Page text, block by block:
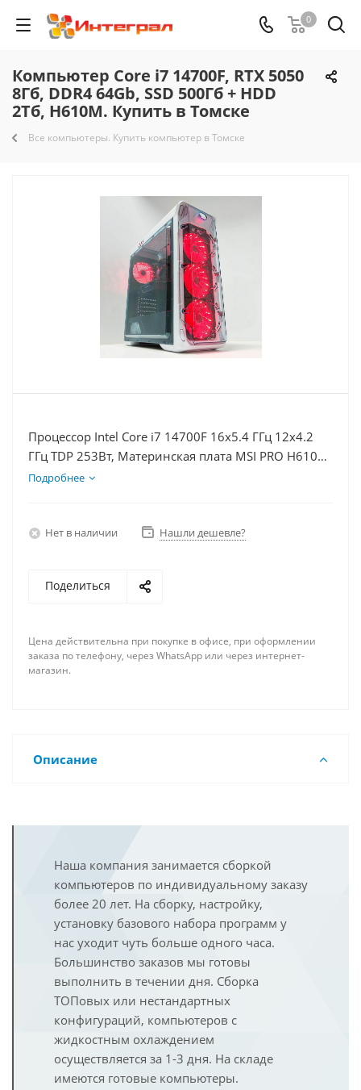
0
Компьютер Core i7 14700F, RTX 5050
8Гб, DDR4 64Gb, SSD 500Гб + HDD
2Тб, H610M. Купить в Томске
Все компьютеры. Купить компьютер в Томске
Процессор Intel Core i7 14700F 16x5.4 ГГц 12x4.2
ГГц TDP 253Вт, Материнская плата MSI PRO H610M-
E, Видеокарта RTX 5050 8Гб, Память DDR4 64Gb,
Подробнее
Нет в наличии Нашли дешевле?
Поделиться
Цена действительна при покупке в офисе, при оформлении
заказа по телефону, через WhatsApp или через интернет-
магазин.
Описание
Наша компания занимается сборкой
компьютеров по индивидуальному заказу
более 20 лет. На сборку, настройку,
установку базового набора программ у
нас уходит чуть больше одного часа.
Большинство заказов мы готовы
выполнить в течении дня. Сборка
ТОПовых или нестандартных
конфигураций, компьютеров с
жидкостным охлаждением
осуществляется за 1-3 дня. На складе
имеются готовые компьютеры.